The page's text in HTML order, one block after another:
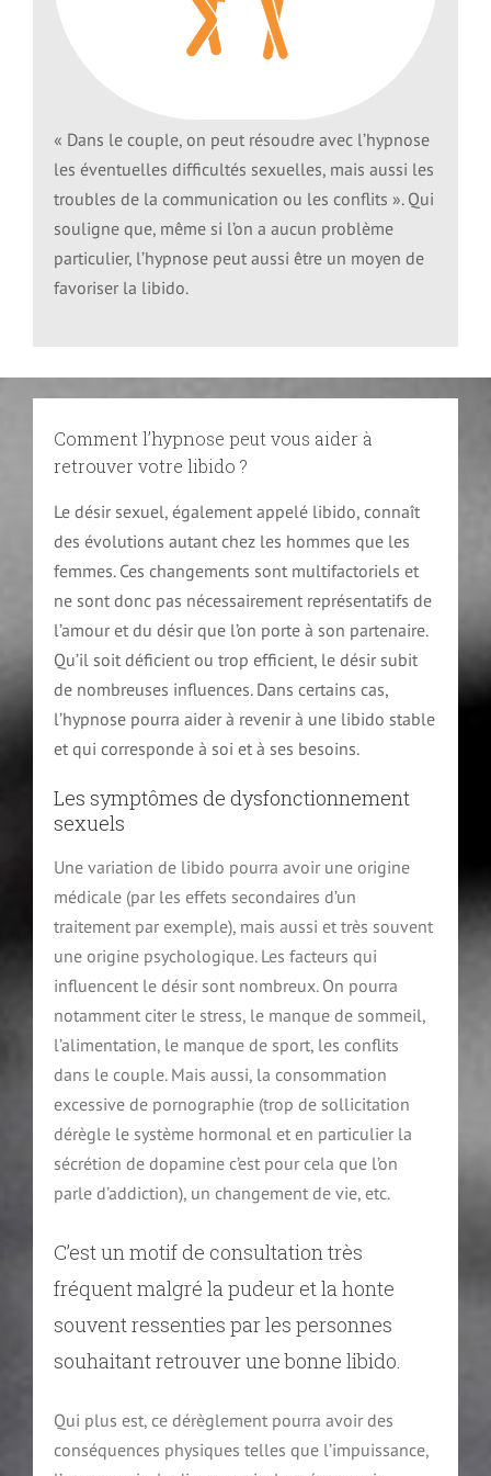
« Dans le couple, on peut résoudre avec l’hypnose
les éventuelles difficultés sexuelles, mais aussi les
troubles de la communication ou les conflits ». Qui
souligne que, même si l’on a aucun problème
particulier, l’hypnose peut aussi être un moyen de
favoriser la libido.
Comment l’hypnose peut vous aider à
retrouver votre libido ?
Le désir sexuel, également appelé libido, connaît
des évolutions autant chez les hommes que les
femmes. Ces changements sont multifactoriels et
ne sont donc pas nécessairement représentatifs de
l’amour et du désir que l’on porte à son partenaire.
Qu’il soit déficient ou trop efficient, le désir subit
de nombreuses influences. Dans certains cas,
l’hypnose pourra aider à revenir à une libido stable
et qui corresponde à soi et à ses besoins.
Les symptômes de dysfonctionnement
sexuels
Une variation de libido pourra avoir une origine
médicale (par les effets secondaires d’un
traitement par exemple), mais aussi et très souvent
une origine psychologique. Les facteurs qui
influencent le désir sont nombreux. On pourra
notamment citer le stress, le manque de sommeil,
l’alimentation, le manque de sport, les conflits
dans le couple. Mais aussi, la consommation
excessive de pornographie (trop de sollicitation
dérègle le système hormonal et en particulier la
sécrétion de dopamine c’est pour cela que l’on
parle d’addiction), un changement de vie, etc.
C’est un motif de consultation très
fréquent malgré la pudeur et la honte
souvent ressenties par les personnes
souhaitant retrouver une bonne libido.
Qui plus est, ce dérèglement pourra avoir des
conséquences physiques telles que l’impuissance,